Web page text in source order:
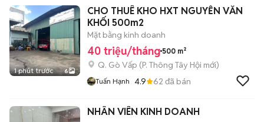
1 phút trước 6
CHO THUÊ KHO HXT NGUYỄN VĂN
KHỐI 500m2
Mặt bằng kinh doanh
40 triệu/tháng 500 m²
Q. Gò Vấp (P. Thông Tây Hội mới)
Tuấn Hạnh 4.9 62 đã bán
NHÂN VIÊN KINH DOANH